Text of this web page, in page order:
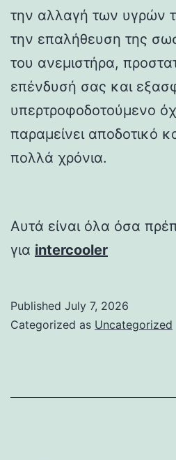
την αλλαγή των υγρών
την επαλήθευση της
του ανεμιστήρα,
επένδυσή σας και
υπερτροφοδοτούμενο
παραμείνει αποδοτικό
πολλά χρόνια.
Αυτά είναι όλα όσα
για intercooler
Published July 7, 2026
Categorized as Uncategorized